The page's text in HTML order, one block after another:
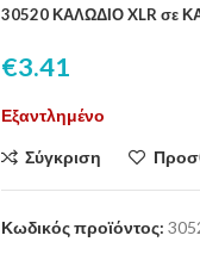
30520 ΚΑΛΩΔΙΟ XLR σε
€3.41
Εξαντλημένο
Σύγκριση
Κωδικός προϊόντος: